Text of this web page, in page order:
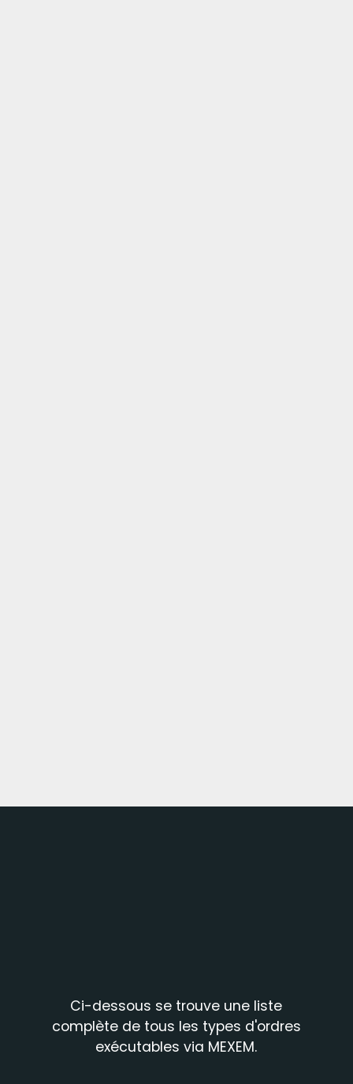
Ci-dessous se trouve une liste
complète de tous les types d'ordres
exécutables via MEXEM.